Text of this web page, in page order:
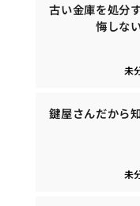
古い金庫を処分
悔しな
未
鍵屋さんだから
未